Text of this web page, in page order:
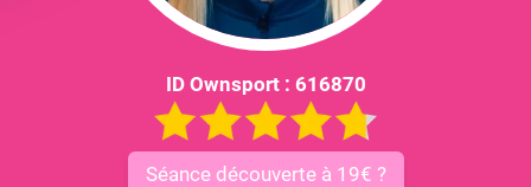
ID Ownsport : 616870
Séance découverte à 19€ ?